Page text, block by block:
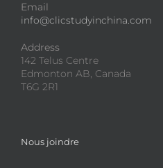
Email
info@clicstudyinchina.com
Address
142 Telus Centre
Edmonton AB, Canada
T6G 2R1
Nous joindre